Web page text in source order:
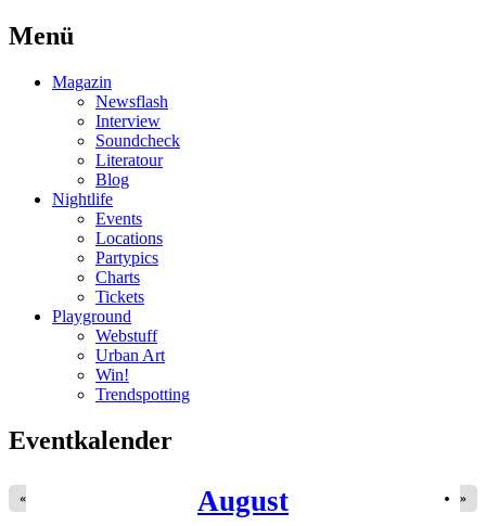
Menü
Magazin
Newsflash
Interview
Soundcheck
Literatour
Blog
Nightlife
Events
Locations
Partypics
Charts
Tickets
Playground
Webstuff
Urban Art
Win!
Trendspotting
Eventkalender
August
« »